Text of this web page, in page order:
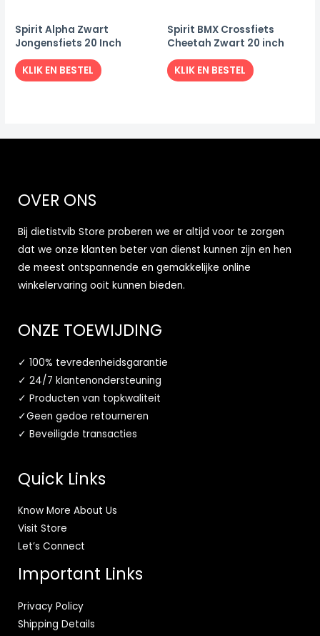
Spirit Alpha Zwart
Jongensfiets 20 Inch
KLIK EN BESTEL
Spirit BMX Crossfiets
Cheetah Zwart 20 inch
KLIK EN BESTEL
OVER ONS
Bij dietistvib Store proberen we er altijd voor te zorgen
dat we onze klanten beter van dienst kunnen zijn en hen
de meest ontspannende en gemakkelijke online
winkelervaring ooit kunnen bieden.
ONZE TOEWIJDING
✓ 100% tevredenheidsgarantie
✓ 24/7 klantenondersteuning
✓ Producten van topkwaliteit
✓Geen gedoe retourneren
✓ Beveiligde transacties
Quick Links
Know More About Us
Visit Store
Let’s Connect
Important Links
Privacy Policy
Shipping Details